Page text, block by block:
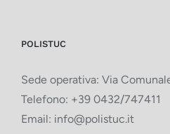
POLISTUC
Sede operativa: Via
Telefono: +39 0432/747411
Email: info@polistuc.it